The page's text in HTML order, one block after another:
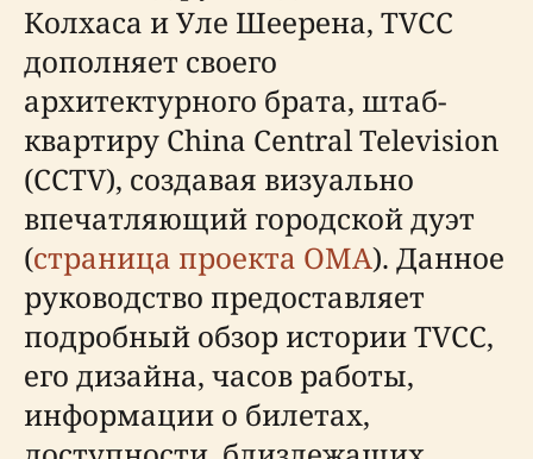
Колхаса и Уле Шеерена, TVCC
дополняет своего
архитектурного брата, штаб-
квартиру China Central Television
(CCTV), создавая визуально
впечатляющий городской дуэт
(страница проекта OMA). Данное
руководство предоставляет
подробный обзор истории TVCC,
его дизайна, часов работы,
информации о билетах,